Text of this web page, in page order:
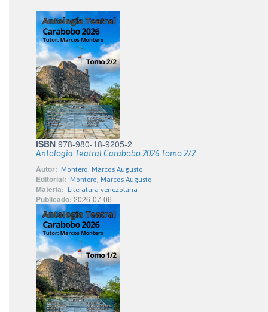
ISBN 978-980-18-9205-2
Antología Teatral Carabobo 2026 Tomo 2/2
Autor: Montero, Marcos Augusto
Editorial: Montero, Marcos Augusto
Materia: Literatura venezolana
Publicado: 2026-07-06